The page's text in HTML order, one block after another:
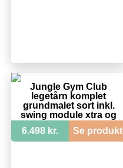
Jungle Gym Club
legetårn komplet
grundmalet sort inkl.
swing module xtra og
284SX
6.498 kr. Se produkt